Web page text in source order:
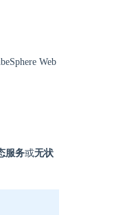
Web
服务或无状